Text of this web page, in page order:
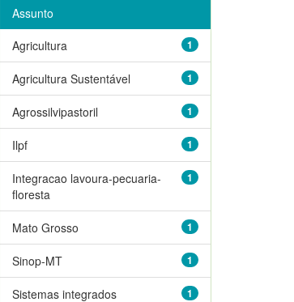
Assunto
1
Agricultura
1
Agricultura Sustentável
1
Agrossilvipastoril
1
Ilpf
1
Integracao lavoura-pecuaria-
floresta
1
Mato Grosso
1
Sinop-MT
1
Sistemas integrados